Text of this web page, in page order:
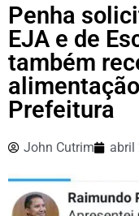
Penha
EJA e de
também
Prefeitura
John Cutrim abril